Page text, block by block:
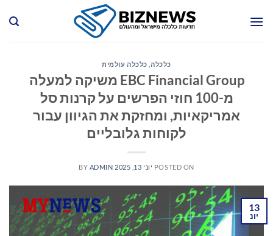
כלכלה, כלכלה עולמית
EBC Financial Group משיקה למעלה
מ-100 חוזי הפרשים על קרנות סל
אמריקאיות, ומחזקת את הגיוון עבור
לקוחות גלובליים
POSTED ON יוני 13, 2025 BY ADMIN
13
יונ